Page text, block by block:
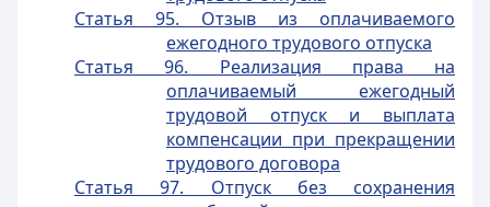
Статья 95. Отзыв из оплачиваемого
ежегодного трудового отпуска
Статья 96. Реализация права на
оплачиваемый ежегодный
трудовой отпуск и выплата
компенсации при прекращении
трудового договора
Статья 97. Отпуск без сохранения